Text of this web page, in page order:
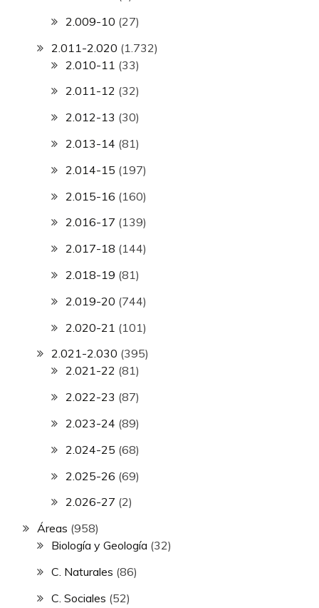
2.009-10 (27)
2.011-2.020 (1.732)
2.010-11 (33)
2.011-12 (32)
2.012-13 (30)
2.013-14 (81)
2.014-15 (197)
2.015-16 (160)
2.016-17 (139)
2.017-18 (144)
2.018-19 (81)
2.019-20 (744)
2.020-21 (101)
2.021-2.030 (395)
2.021-22 (81)
2.022-23 (87)
2.023-24 (89)
2.024-25 (68)
2.025-26 (69)
2.026-27 (2)
Áreas (958)
Biología y Geología (32)
C. Naturales (86)
C. Sociales (52)